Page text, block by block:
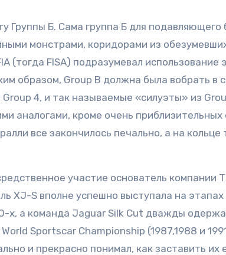
Группы Б. Сама группа Б для подавляющего
монстрами, коридорами из
(тогда FISA) подразумевал использование
образом, Group B должна была вобрать в
4, и так называемые «силуэты» из
аналогами, кроме очень приблизительных
все закончилось печально, а на кольце
участие основатель компании
XJ-S вполне успешно выступала на этапах
х, а команда Jaguar Silk Cut дважды
Sportscar Championship (1987,1988 и
и прекрасно понимал, как заставить их